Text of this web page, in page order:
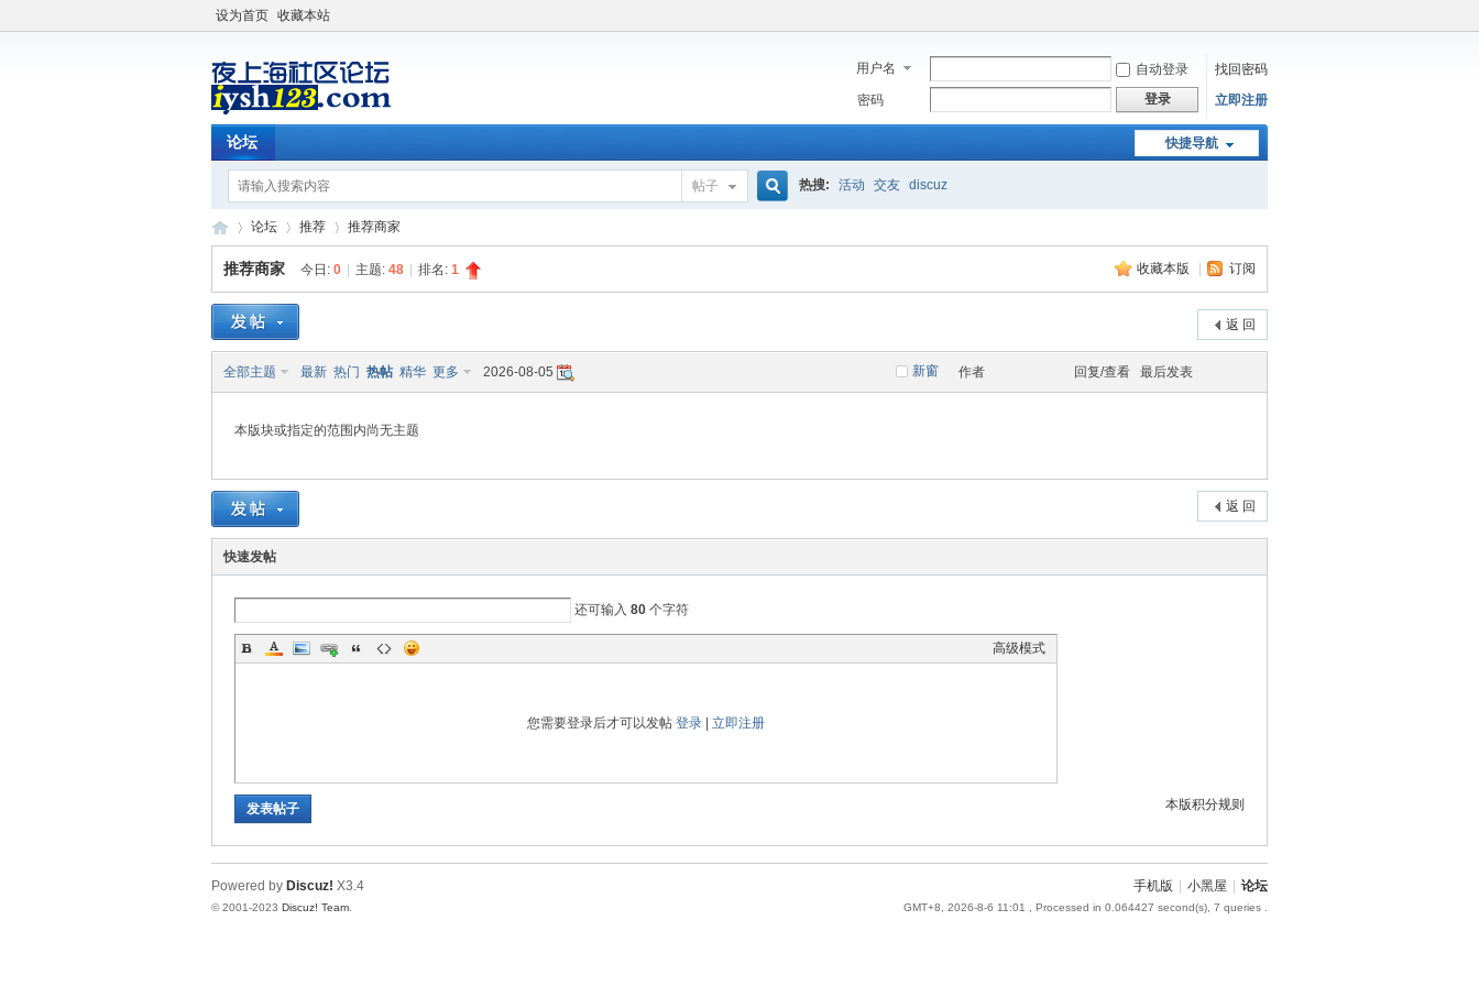
设为首页 收藏本站
用户名 自动登录
找回密码
密码
登录 立即注册
快捷导航
论坛
帖子 热搜: 活动 交友 discuz
上
»
论坛
›
推荐 推荐商家
收藏本版 订阅
推荐商家 今日: 0 主题: 48 排名: 1
返 回
新窗
全部主题 最新 热门 热帖 精华 更多 2026-08-05 作者 回复/查看 最后发表
本版块或指定的范围内尚无主题
返 回
快速发帖
还可输入 80 个字符
高级模式
您需要登录后才可以发帖 登录 立即注册
本版积分规则
发表帖子
手机版 小黑屋 论坛
GMT+8, 2026-8-6 11:01 , Processed in 0.064427 second(s), 7 queries .
Powered by Discuz! X3.4
© 2001-2023 Discuz! Team